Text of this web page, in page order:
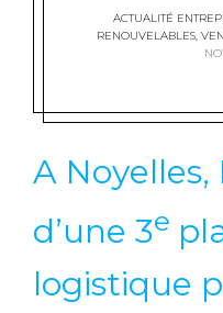
ACTUALITÉ
RENOUVELABLES,
A
d’une 3e
logistique